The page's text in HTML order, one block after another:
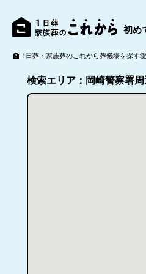
初め
1日葬・家族葬のこれから葬儀場を探す
検索エリア：岡崎警察署